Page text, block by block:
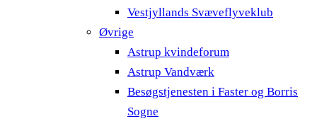
Vestjyllands Svæveflyveklub
Øvrige
Astrup kvindeforum
Astrup Vandværk
Besøgstjenesten i Faster og Borris
Sogne